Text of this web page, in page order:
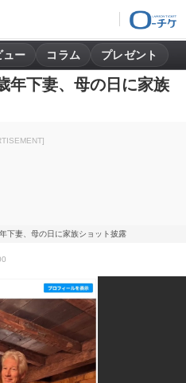
ュー コラム プレゼント
年下妻、母の日に家族
下妻、母の日に家族ショット披露